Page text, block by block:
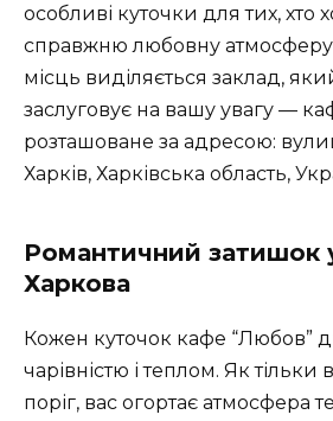
особливі куточки для тих, хто
справжню любовну
місць виділяється заклад,
заслуговує на вашу увагу —
розташоване за адресою:
Харків, Харківська область,
Романтичний затишок
Харкова
Кожен куточок кафе “Любов”
чарівністю і теплом. Як тільки
поріг, вас огортає атмосфера